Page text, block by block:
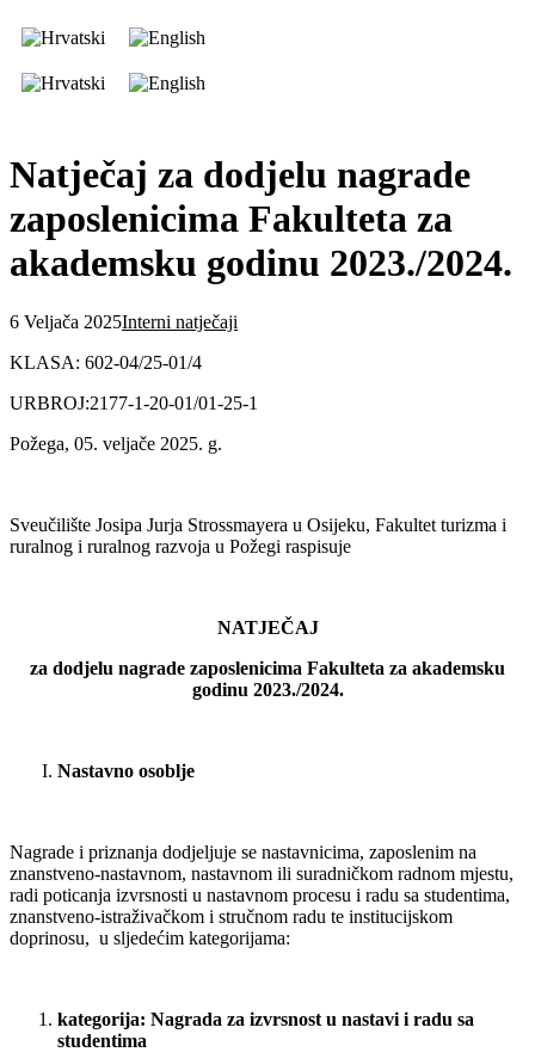
Natječaj za dodjelu nagrade
zaposlenicima Fakulteta za
akademsku godinu 2023./2024.
6 Veljača 2025Interni natječaji
KLASA: 602-04/25-01/4
URBROJ:2177-1-20-01/01-25-1
Požega, 05. veljače 2025. g.
Sveučilište Josipa Jurja Strossmayera u Osijeku, Fakultet turizma i
ruralnog i ruralnog razvoja u Požegi raspisuje
NATJEČAJ
za dodjelu nagrade zaposlenicima Fakulteta za akademsku
godinu 2023./2024.
Nastavno osoblje
Nagrade i priznanja dodjeljuje se nastavnicima, zaposlenim na
znanstveno-nastavnom, nastavnom ili suradničkom radnom mjestu,
radi poticanja izvrsnosti u nastavnom procesu i radu sa studentima,
znanstveno-istraživačkom i stručnom radu te institucijskom
doprinosu, u sljedećim kategorijama:
kategorija: Nagrada za izvrsnost u nastavi i radu sa
studentima